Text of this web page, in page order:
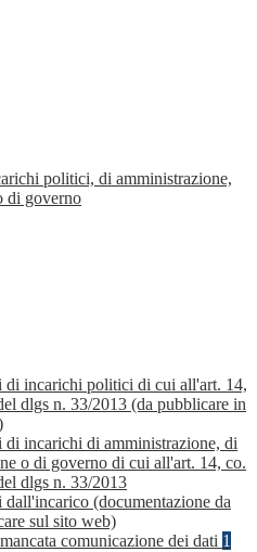
politici, di amministrazione,
di governo
di incarichi politici di cui all'art. 14,
dlgs n. 33/2013 (da pubblicare in
di incarichi di amministrazione, di
o di governo di cui all'art. 14, co.
dlgs n. 33/2013
dall'incarico (documentazione da
sul sito web)
comunicazione dei dati 1